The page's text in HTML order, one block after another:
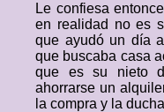
Le confiesa
en realidad no es
que ayudó un día
que buscaba casa
que es su nieto
ahorrarse un
la compra y la